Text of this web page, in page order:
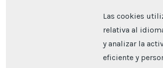
Las cookies
relativa al
y analizar la
eficiente y